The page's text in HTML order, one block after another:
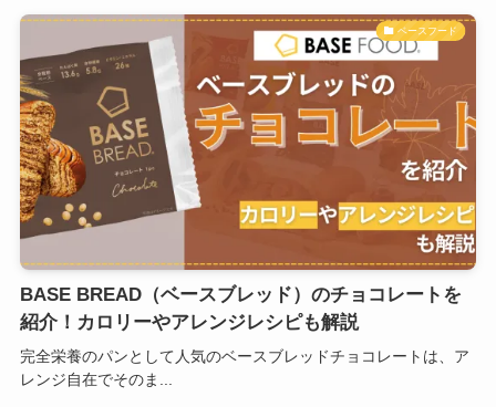
ベースフード
BASE BREAD（ベースブレッド）のチョコレートを
紹介！カロリーやアレンジレシピも解説
完全栄養のパンとして人気のベースブレッドチョコレートは、ア
レンジ自在でそのま...